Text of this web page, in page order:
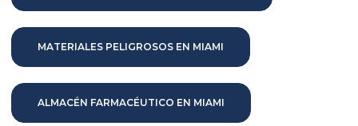
MATERIALES PELIGROSOS EN MIAMI
ALMACÉN FARMACÉUTICO EN MIAMI